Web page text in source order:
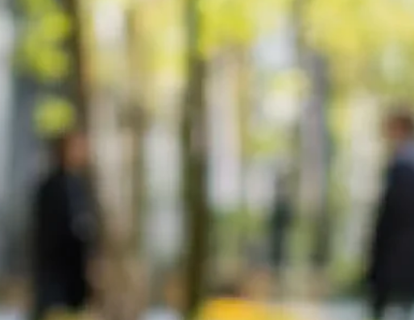
er muligt,
hvis
og
ledt væk
ser fremad